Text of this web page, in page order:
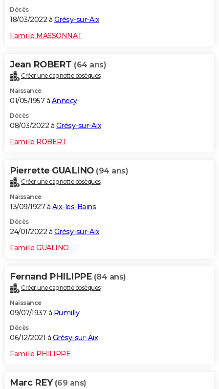
Décès
18/03/2022 à Grésy-sur-Aix
Famille MASSONNAT
Jean ROBERT (64 ans)
Créer une cagnotte obsèques
Naissance
01/05/1957 à Annecy
Décès
08/03/2022 à Grésy-sur-Aix
Famille ROBERT
Pierrette GUALINO (94 ans)
Créer une cagnotte obsèques
Naissance
13/09/1927 à Aix-les-Bains
Décès
24/01/2022 à Grésy-sur-Aix
Famille GUALINO
Fernand PHILIPPE (84 ans)
Créer une cagnotte obsèques
Naissance
09/07/1937 à Rumilly
Décès
06/12/2021 à Grésy-sur-Aix
Famille PHILIPPE
Marc REY (69 ans)